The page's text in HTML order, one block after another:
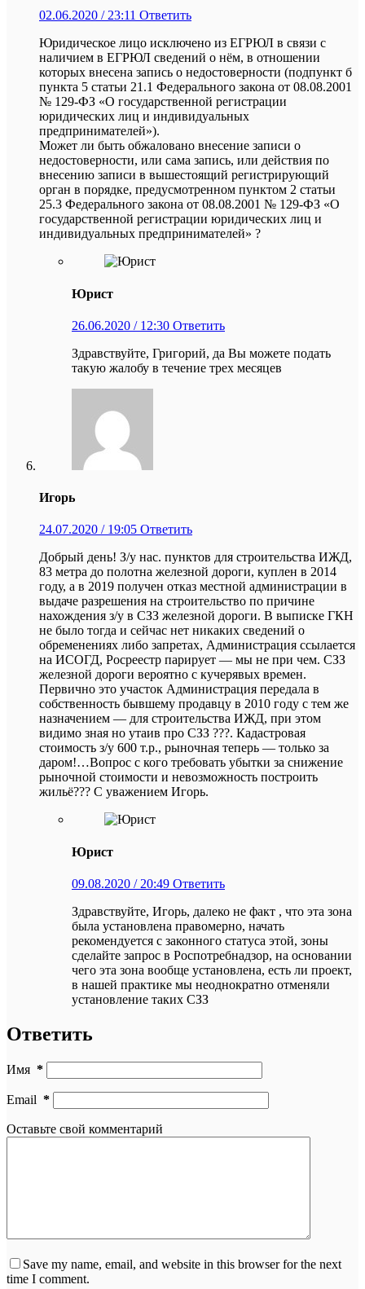
02.06.2020 / 23:11 Ответить
Юридическое лицо исключено из ЕГРЮЛ в связи с
наличием в ЕГРЮЛ сведений о нём, в отношении
которых внесена запись о недостоверности (подпункт б
пункта 5 статьи 21.1 Федерального закона от 08.08.2001
№ 129-ФЗ «О государственной регистрации
юридических лиц и индивидуальных
предпринимателей»).
Может ли быть обжаловано внесение записи о
недостоверности, или сама запись, или действия по
внесению записи в вышестоящий регистрирующий
орган в порядке, предусмотренном пунктом 2 статьи
25.3 Федерального закона от 08.08.2001 № 129-ФЗ «О
государственной регистрации юридических лиц и
индивидуальных предпринимателей» ?
Юрист
26.06.2020 / 12:30 Ответить
Здравствуйте, Григорий, да Вы можете подать
такую жалобу в течение трех месяцев
Игорь
24.07.2020 / 19:05 Ответить
Добрый день! З/у нас. пунктов для строительства ИЖД,
83 метра до полотна железной дороги, куплен в 2014
году, а в 2019 получен отказ местной администрации в
выдаче разрешения на строительство по причине
нахождения з/у в СЗЗ железной дороги. В выписке ГКН
не было тогда и сейчас нет никаких сведений о
обременениях либо запретах, Администрация ссылается
на ИСОГД, Росреестр парирует — мы не при чем. СЗЗ
железной дороги вероятно с кучерявых времен.
Первично это участок Администрация передала в
собственность бывшему продавцу в 2010 году с тем же
назначением — для строительства ИЖД, при этом
видимо зная но утаив про СЗЗ ???. Кадастровая
стоимость з/у 600 т.р., рыночная теперь — только за
даром!…Вопрос с кого требовать убытки за снижение
рыночной стоимости и невозможность построить
жильё??? С уважением Игорь.
Юрист
09.08.2020 / 20:49 Ответить
Здравствуйте, Игорь, далеко не факт , что эта зона
была установлена правомерно, начать
рекомендуется с законного статуса этой, зоны
сделайте запрос в Роспотребнадзор, на основании
чего эта зона вообще установлена, есть ли проект,
в нашей практике мы неоднократно отменяли
установление таких СЗЗ
Ответить
Имя *
Email *
Оставьте свой комментарий
Save my name, email, and website in this browser for the next
time I comment.